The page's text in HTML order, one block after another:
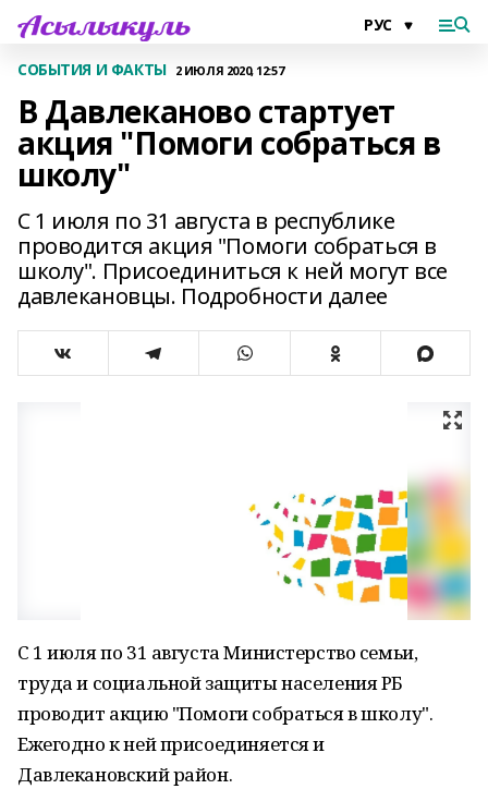
СОБЫТИЯ И ФАКТЫ 2 ИЮЛЯ 2020, 12:57
В Давлеканово стартует
акция "Помоги собраться в
школу"
С 1 июля по 31 августа в республике
проводится акция "Помоги собраться в
школу". Присоединиться к ней могут все
давлекановцы. Подробности далее
С 1 июля по 31 августа Министерство семьи,
труда и социальной защиты населения РБ
проводит акцию "Помоги собраться в школу".
Ежегодно к ней присоединяется и
Давлекановский район.